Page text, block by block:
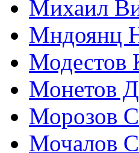
Михаил
Мндоянц
Модестов
Монетов
Морозов
Мочалов